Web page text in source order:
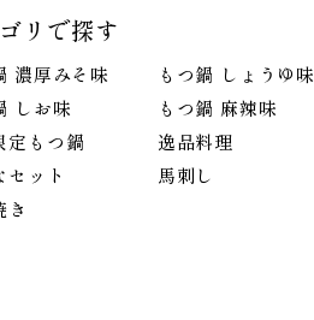
リで探す
濃厚みそ味
もつ鍋 しょうゆ味
しお味
もつ鍋 麻辣味
定もつ鍋
逸品料理
セット
馬刺し
き